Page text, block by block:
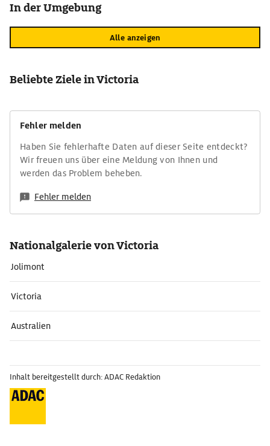
In der Umgebung
Alle anzeigen
Beliebte Ziele in Victoria
Fehler melden
Haben Sie fehlerhafte Daten auf dieser Seite entdeckt?
Wir freuen uns über eine Meldung von Ihnen und
werden das Problem beheben.
Fehler melden
Nationalgalerie von Victoria
Jolimont
Victoria
Australien
Inhalt bereitgestellt durch: ADAC Redaktion